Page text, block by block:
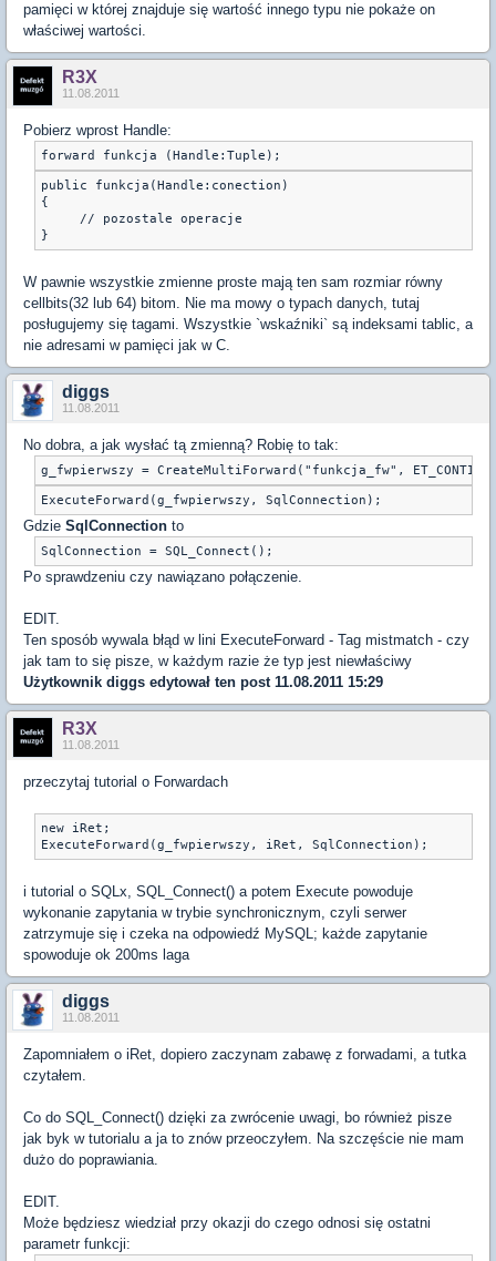
pamięci w której znajduje się wartość innego typu nie pokaże on
właściwej wartości.
R3X
11.08.2011
Pobierz wprost Handle:
forward funkcja (Handle:Tuple);
public funkcja(Handle:conection)
{
     // pozostale operacje
}
W pawnie wszystkie zmienne proste mają ten sam rozmiar równy
cellbits(32 lub 64) bitom. Nie ma mowy o typach danych, tutaj
posługujemy się tagami. Wszystkie `wskaźniki` są indeksami tablic, a
nie adresami w pamięci jak w C.
diggs
11.08.2011
No dobra, a jak wysłać tą zmienną? Robię to tak:
g_fwpierwszy = CreateMultiForward("funkcja_fw",
ExecuteForward(g_fwpierwszy, SqlConnection);
Gdzie SqlConnection to
SqlConnection = SQL_Connect();
Po sprawdzeniu czy nawiązano połączenie.
EDIT.
Ten sposób wywala błąd w lini ExecuteForward - Tag mistmatch - czy
jak tam to się pisze, w każdym razie że typ jest niewłaściwy
Użytkownik diggs edytował ten post 11.08.2011 15:29
R3X
11.08.2011
przeczytaj tutorial o Forwardach
new iRet;
ExecuteForward(g_fwpierwszy, iRet, SqlConnection);
i tutorial o SQLx, SQL_Connect() a potem Execute powoduje
wykonanie zapytania w trybie synchronicznym, czyli serwer
zatrzymuje się i czeka na odpowiedź MySQL; każde zapytanie
spowoduje ok 200ms laga
diggs
11.08.2011
Zapomniałem o iRet, dopiero zaczynam zabawę z forwadami, a tutka
czytałem.
Co do SQL_Connect() dzięki za zwrócenie uwagi, bo również pisze
jak byk w tutorialu a ja to znów przeoczyłem. Na szczęście nie mam
dużo do poprawiania.
EDIT.
Może będziesz wiedział przy okazji do czego odnosi się ostatni
parametr funkcji: